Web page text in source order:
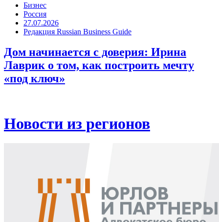
Бизнес
Россия
27.07.2026
Редакция Russian Business Guide
Дом начинается с доверия: Ирина
Лаврик о том, как построить мечту
«под ключ»
Новости из регионов